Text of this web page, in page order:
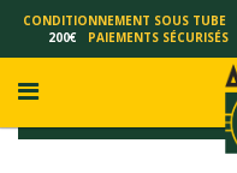
CONDITIONNEMENT SOUS TUBE
200€
PAIEMENTS SÉCURISÉS